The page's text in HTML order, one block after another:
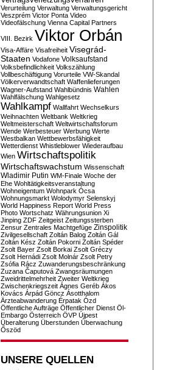
Verurteilung Verwaltung Verwaltungsgericht
Veszprém Victor Ponta Video
Videofälschung Vienna Capital Partners
VIII. Bezirk Viktor Orbán
Visa-Affäre Visafreiheit Visegrád-
Staaten Vodafone Volksaufstand
Volksbefindlichkeit Volkszählung
Vollbeschäftigung Vorurteile VW-Skandal
Völkerverwandtschaft Waffenlieferungen
Wagner-Aufstand Wahlbündnis Wahlen
Wahlfälschung Wahlgesetz
Wahlkampf Wallfahrt Wechselkurs
Weihnachten Weltbank Weltkrieg
Weltmeisterschaft Weltwirtschaftsforum
Wende Werbesteuer Werbung Werte
Westbalkan Wettbewerbsfähigkeit
Wetterdienst Whistleblower Wiederaufbau
Wien Wirtschaftspolitik
Wirtschaftswachstum Wissenschaft
Wladimir Putin WM-Finale Woche der
Ehe Wohltätigkeitsveranstaltung
Wohneigentum Wohnpark Ócsa
Wohnungsmarkt Wolodymyr Selenskyj
World Happiness Report World Press
Photo Wortschatz Währungsunion Xi
Jinping ZDF Zeitgeist Zeitungssterben
Zensur Zentrales Machtgefüge Zinspolitik
Zivilgesellschaft Zoltán Balog Zoltán Gál
Zoltán Kész Zoltán Pokorni Zoltán Spéder
Zsolt Bayer Zsolt Borkai Zsolt Gréczy
Zsolt Hernádi Zsolt Molnár Zsolt Petry
Zsófia Rácz Zuwanderungsbeschränkung
Zuzana Čaputová Zwangsräumungen
Zweidrittelmehrheit Zweiter Weltkrieg
Zwischenkriegszeit Ágnes Geréb Ákos
Kovács Árpád Göncz Ásotthalom
Ärzteabwanderung Érpatak Ózd
Öffentliche Aufträge Öffentlicher Dienst Öl-
Embargo Österreich ÖVP Újpest
Überalterung Überstunden Überwachung
Őszöd
UNSERE QUELLEN